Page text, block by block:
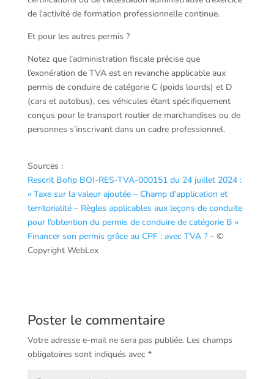
de l’activité de formation professionnelle continue.
Et pour les autres permis ?
Notez que l’administration fiscale précise que
l’exonération de TVA est en revanche applicable aux
permis de conduire de catégorie C (poids lourds) et D
(cars et autobus), ces véhicules étant spécifiquement
conçus pour le transport routier de marchandises ou de
personnes s’inscrivant dans un cadre professionnel.
Sources :
Rescrit Bofip BOI-RES-TVA-000151 du 24 juillet 2024 :
« Taxe sur la valeur ajoutée – Champ d’application et
territorialité – Règles applicables aux leçons de conduite
pour l’obtention du permis de conduire de catégorie B »
Financer son permis grâce au CPF : avec TVA ?– ©
Copyright WebLex
Poster le commentaire
Votre adresse e-mail ne sera pas publiée. Les champs
obligatoires sont indiqués avec *